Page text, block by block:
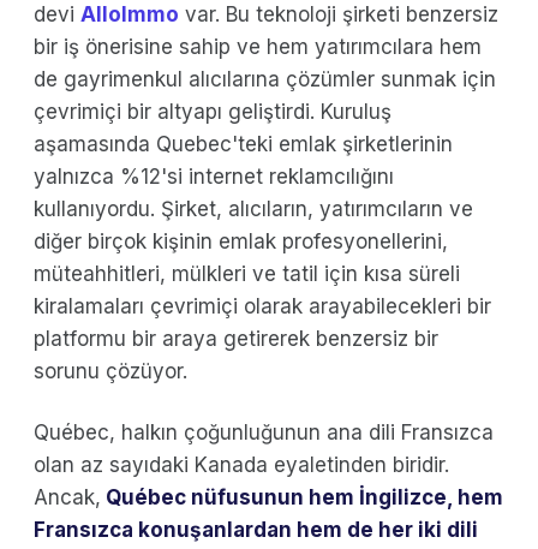
devi AlloImmo var. Bu teknoloji şirketi benzersiz
bir iş önerisine sahip ve hem yatırımcılara hem
de gayrimenkul alıcılarına çözümler sunmak için
çevrimiçi bir altyapı geliştirdi. Kuruluş
aşamasında Quebec'teki emlak şirketlerinin
yalnızca %12'si internet reklamcılığını
kullanıyordu. Şirket, alıcıların, yatırımcıların ve
diğer birçok kişinin emlak profesyonellerini,
müteahhitleri, mülkleri ve tatil için kısa süreli
kiralamaları çevrimiçi olarak arayabilecekleri bir
platformu bir araya getirerek benzersiz bir
sorunu çözüyor.
Québec, halkın çoğunluğunun ana dili Fransızca
olan az sayıdaki Kanada eyaletinden biridir.
Ancak, Québec nüfusunun hem İngilizce, hem
Fransızca konuşanlardan hem de her iki dili